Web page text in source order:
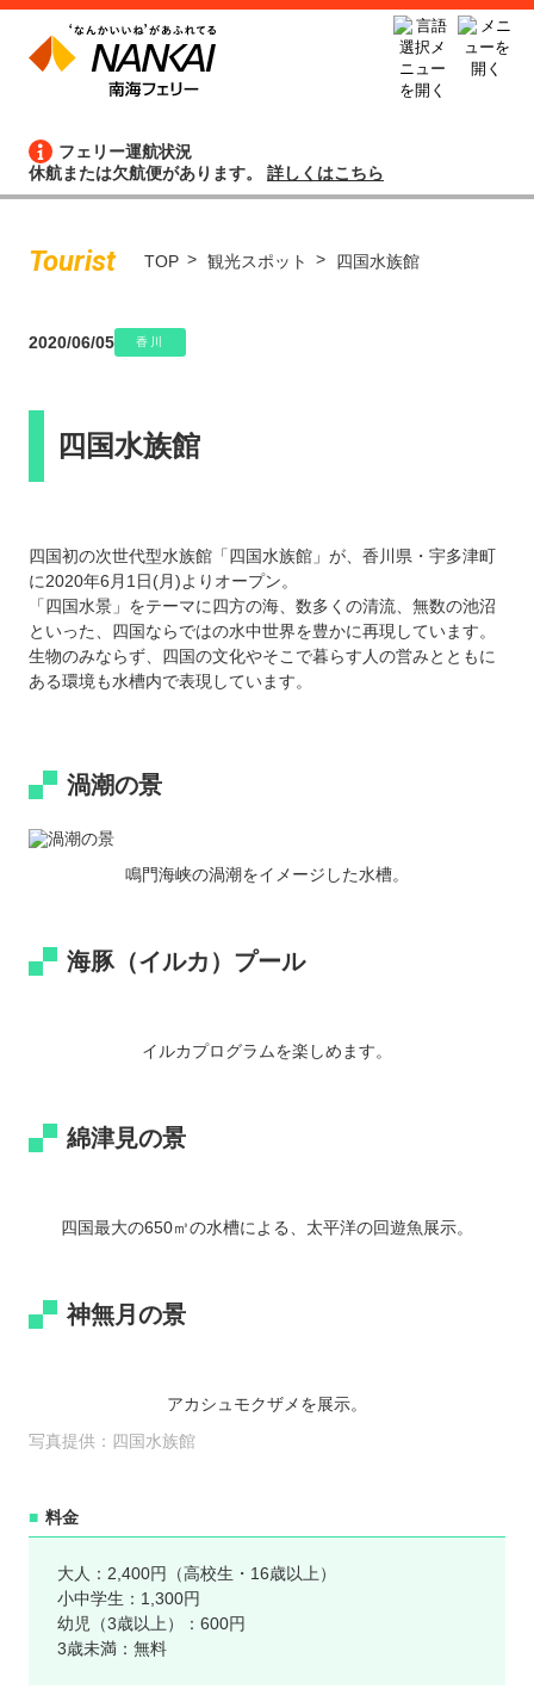
フェリー運航状況
休航または欠航便があります。 詳しくはこちら
Tourist TOP 観光スポット 四国水族館
2020/06/05 香川
四国水族館
四国初の次世代型水族館「四国水族館」が、香川県・宇多津町
に2020年6月1日(月)よりオープン。
「四国水景」をテーマに四方の海、数多くの清流、無数の池沼
といった、四国ならではの水中世界を豊かに再現しています。
生物のみならず、四国の文化やそこで暮らす人の営みとともに
ある環境も水槽内で表現しています。
渦潮の景
鳴門海峡の渦潮をイメージした水槽。
海豚（イルカ）プール
イルカプログラムを楽しめます。
綿津見の景
四国最大の650㎥の水槽による、太平洋の回遊魚展示。
神無月の景
アカシュモクザメを展示。
写真提供：四国水族館
料金
大人：2,400円（高校生・16歳以上）
小中学生：1,300円
幼児（3歳以上）：600円
3歳未満：無料